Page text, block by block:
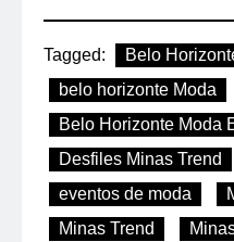
Tagged:
Belo
belo horizonte Moda
Belo Horizonte Moda
Desfiles Minas Trend
eventos de moda
Minas Trend